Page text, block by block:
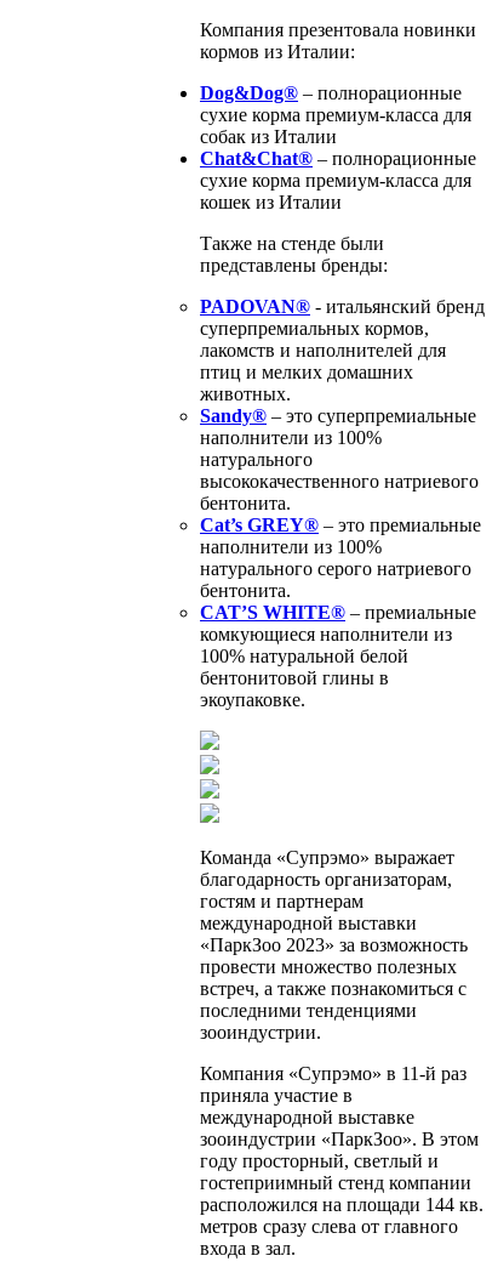
Компания презентовала новинки
кормов из Италии:
Dog&Dog® – полнорационные
сухие корма премиум-класса для
собак из Италии
Chat&Chat® – полнорационные
сухие корма премиум-класса для
кошек из Италии
Также на стенде были
представлены бренды:
PADOVAN® - итальянский бренд
суперпремиальных кормов,
лакомств и наполнителей для
птиц и мелких домашних
животных.
Sandy® – это суперпремиальные
наполнители из 100%
натурального
высококачественного натриевого
бентонита.
Cat’s GREY® – это премиальные
наполнители из 100%
натурального серого натриевого
бентонита.
CAT’S WHITE® – премиальные
комкующиеся наполнители из
100% натуральной белой
бентонитовой глины в
экоупаковке.
Команда «Супрэмо» выражает
благодарность организаторам,
гостям и партнерам
международной выставки
«ПаркЗоо 2023» за возможность
провести множество полезных
встреч, а также познакомиться с
последними тенденциями
зооиндустрии.
Компания «Супрэмо» в 11-й раз
приняла участие в
международной выставке
зооиндустрии «ПаркЗоо». В этом
году просторный, светлый и
гостеприимный стенд компании
расположился на площади 144 кв.
метров сразу слева от главного
входа в зал.